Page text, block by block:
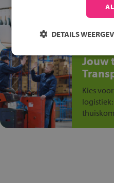
Ontdek
op de
anders is!
Jouw
Kies
DETAILS